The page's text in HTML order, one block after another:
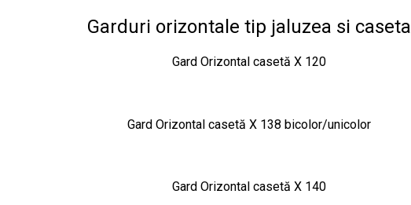
Garduri orizontale tip jaluzea si caseta
Gard Orizontal casetă X 120
Gard Orizontal casetă X 138 bicolor/unicolor
Gard Orizontal casetă X 140